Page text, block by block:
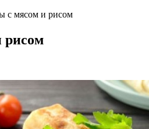
с мясом и рисом
рисом